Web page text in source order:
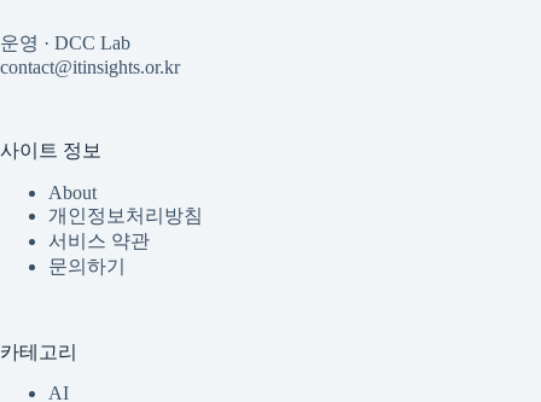
운영 · DCC Lab
contact@itinsights.or.kr
사이트 정보
About
개인정보처리방침
서비스 약관
문의하기
카테고리
AI